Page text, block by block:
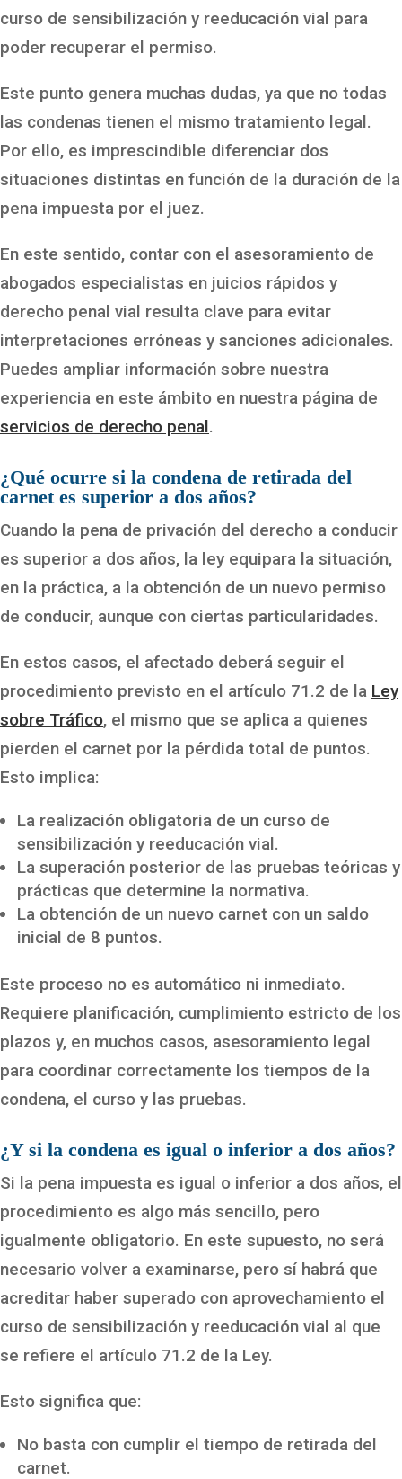
curso de sensibilización y reeducación vial para
poder recuperar el permiso.
Este punto genera muchas dudas, ya que no todas
las condenas tienen el mismo tratamiento legal.
Por ello, es imprescindible diferenciar dos
situaciones distintas en función de la duración de la
pena impuesta por el juez.
En este sentido, contar con el asesoramiento de
abogados especialistas en juicios rápidos y
derecho penal vial resulta clave para evitar
interpretaciones erróneas y sanciones adicionales.
Puedes ampliar información sobre nuestra
experiencia en este ámbito en nuestra página de
servicios de derecho penal.
¿Qué ocurre si la condena de retirada del
carnet es superior a dos años?
Cuando la pena de privación del derecho a conducir
es superior a dos años, la ley equipara la situación,
en la práctica, a la obtención de un nuevo permiso
de conducir, aunque con ciertas particularidades.
En estos casos, el afectado deberá seguir el
procedimiento previsto en el artículo 71.2 de la Ley
sobre Tráfico, el mismo que se aplica a quienes
pierden el carnet por la pérdida total de puntos.
Esto implica:
La realización obligatoria de un curso de
sensibilización y reeducación vial.
La superación posterior de las pruebas teóricas y
prácticas que determine la normativa.
La obtención de un nuevo carnet con un saldo
inicial de 8 puntos.
Este proceso no es automático ni inmediato.
Requiere planificación, cumplimiento estricto de los
plazos y, en muchos casos, asesoramiento legal
para coordinar correctamente los tiempos de la
condena, el curso y las pruebas.
¿Y si la condena es igual o inferior a dos años?
Si la pena impuesta es igual o inferior a dos años, el
procedimiento es algo más sencillo, pero
igualmente obligatorio. En este supuesto, no será
necesario volver a examinarse, pero sí habrá que
acreditar haber superado con aprovechamiento el
curso de sensibilización y reeducación vial al que
se refiere el artículo 71.2 de la Ley.
Esto significa que:
No basta con cumplir el tiempo de retirada del
carnet.